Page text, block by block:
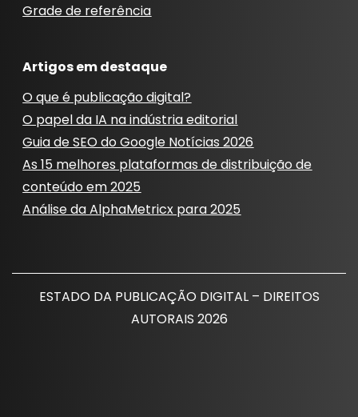
Grade de referência
Artigos em destaque
O que é publicação digital?
O papel da IA ​​na indústria editorial
Guia de SEO do Google Notícias 2026
As 15 melhores plataformas de distribuição de
conteúdo em 2025
Análise da AlphaMetricx para 2025
ESTADO DA PUBLICAÇÃO DIGITAL – DIREITOS
AUTORAIS 2026